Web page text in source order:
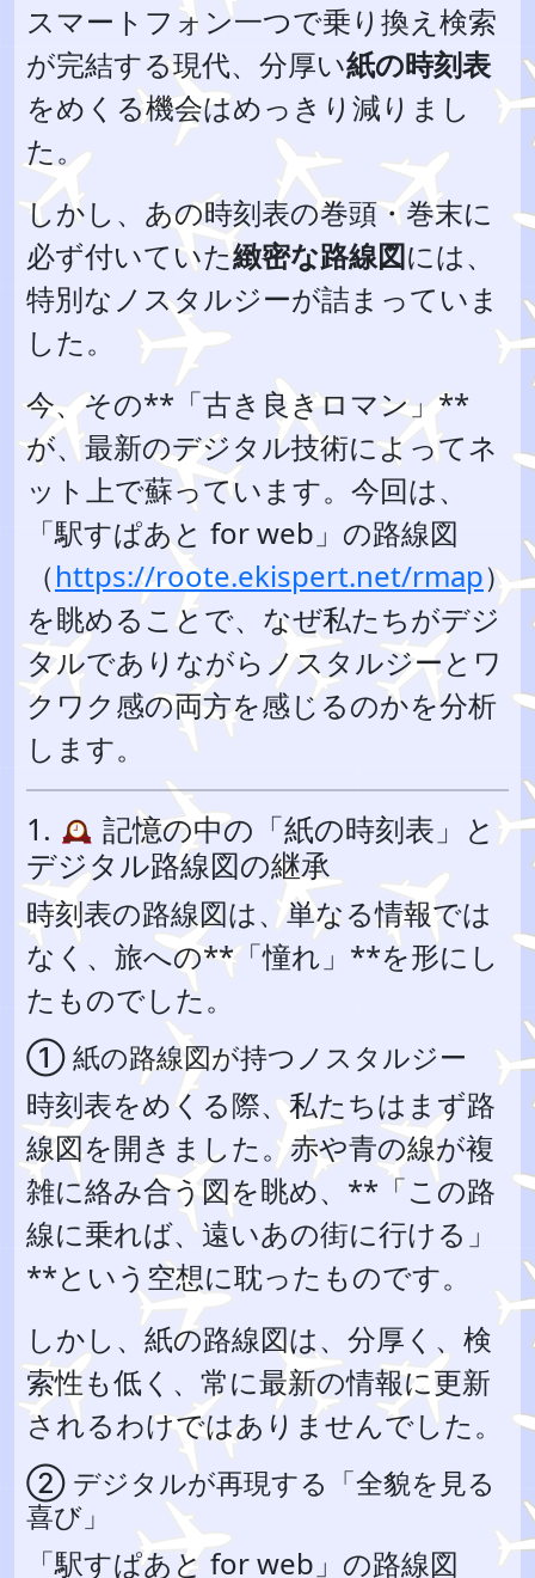
スマートフォン一つで乗り換え検索
が完結する現代、分厚い紙の時刻表
をめくる機会はめっきり減りまし
た。
しかし、あの時刻表の巻頭・巻末に
必ず付いていた緻密な路線図には、
特別なノスタルジーが詰まっていま
した。
今、その**「古き良きロマン」**
が、最新のデジタル技術によってネ
ット上で蘇っています。今回は、
「駅すぱあと for web」の路線図
（https://roote.ekispert.net/rmap）
を眺めることで、なぜ私たちがデジ
タルでありながらノスタルジーとワ
クワク感の両方を感じるのかを分析
します。
1.
記憶の中の「紙の時刻表」と
デジタル路線図の継承
時刻表の路線図は、単なる情報では
なく、旅への**「憧れ」**を形にし
たものでした。
① 紙の路線図が持つノスタルジー
時刻表をめくる際、私たちはまず路
線図を開きました。赤や青の線が複
雑に絡み合う図を眺め、**「この路
線に乗れば、遠いあの街に行ける」
**という空想に耽ったものです。
しかし、紙の路線図は、分厚く、検
索性も低く、常に最新の情報に更新
されるわけではありませんでした。
② デジタルが再現する「全貌を見る
喜び」
「駅すぱあと for web」の路線図